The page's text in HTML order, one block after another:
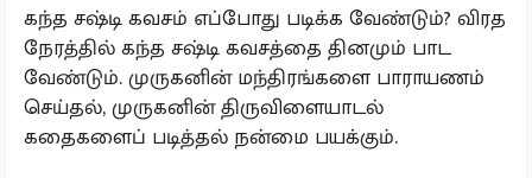
கந்த சஷ்டி கவசம் எப்போது படிக்க வேண்டும்? விரத
நேரத்தில் கந்த சஷ்டி கவசத்தை தினமும் பாட
வேண்டும். முருகனின் மந்திரங்களை பாராயணம்
செய்தல், முருகனின் திருவிளையாடல்
கதைகளைப் படித்தல் நன்மை பயக்கும்.